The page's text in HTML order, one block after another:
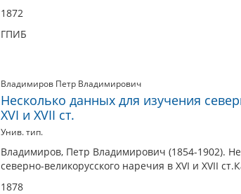
1872
ГПИБ
Владимиров Петр Владимирович
Несколько данных для изучения
XVI и XVII ст.
Унив. тип.
Владимиров, Петр Владимирович (1854-1902).
северно-великорусского наречия в XVI и XVII
1878